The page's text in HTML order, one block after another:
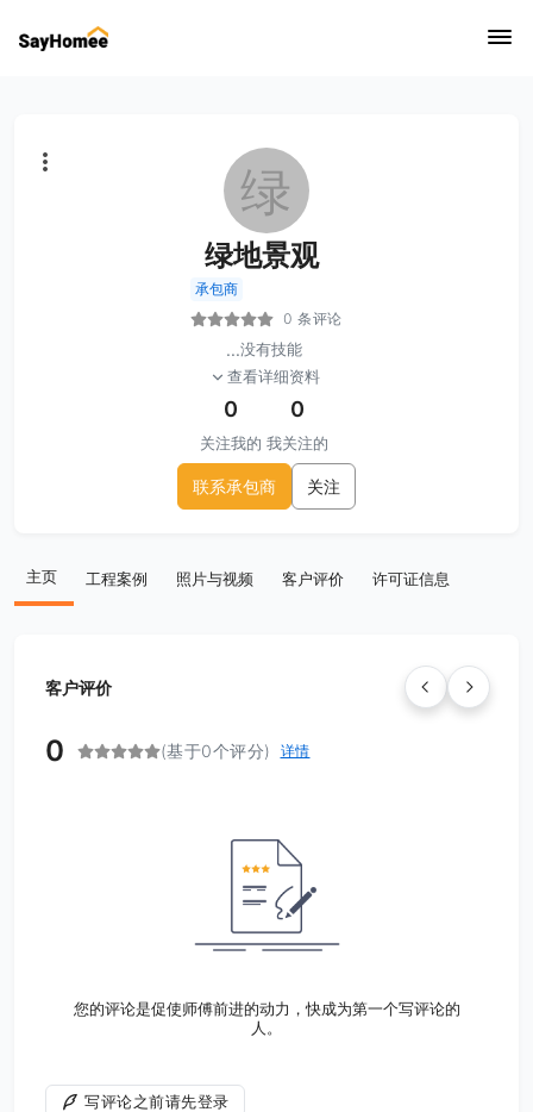
绿
绿地景观
承包商
0 条评论
...没有技能
查看详细资料
0
关注我的
0
我关注的
联系承包商 关注
主页 工程案例 照片与视频 客户评价 许可证信息
客户评价
0 (基于0个评分) 详情
您的评论是促使师傅前进的动力，快成为第一个写评论的
人。
写评论之前请先登录